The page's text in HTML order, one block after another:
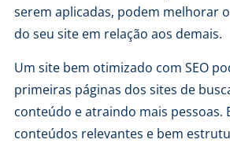
serem aplicadas, podem melhorar
do seu site em relação aos demais.
Um site bem otimizado com SEO
primeiras páginas dos sites de
conteúdo e atraindo mais pessoas.
conteúdos relevantes e bem